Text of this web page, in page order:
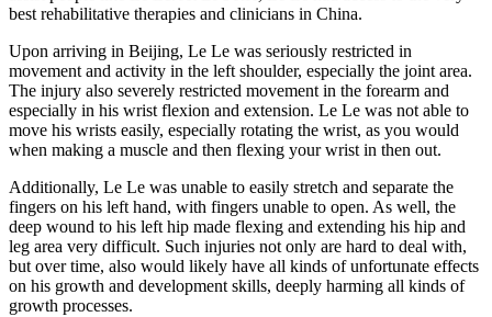
best rehabilitative therapies and clinicians in China.
Upon arriving in Beijing, Le Le was seriously restricted in
movement and activity in the left shoulder, especially the joint area.
The injury also severely restricted movement in the forearm and
especially in his wrist flexion and extension. Le Le was not able to
move his wrists easily, especially rotating the wrist, as you would
when making a muscle and then flexing your wrist in then out.
Additionally, Le Le was unable to easily stretch and separate the
fingers on his left hand, with fingers unable to open. As well, the
deep wound to his left hip made flexing and extending his hip and
leg area very difficult. Such injuries not only are hard to deal with,
but over time, also would likely have all kinds of unfortunate effects
on his growth and development skills, deeply harming all kinds of
growth processes.